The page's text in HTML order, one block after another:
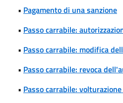
• Pagamento di una sanzione
• Passo carrabile:
• Passo carrabile: modifica
• Passo carrabile: revoca
• Passo carrabile: